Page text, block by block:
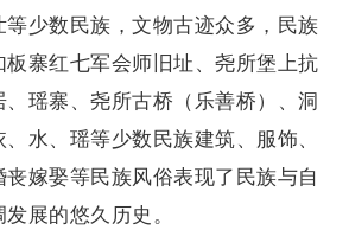
等少数民族，文物古迹众多，民族
板寨红七军会师旧址、尧所堡上抗
、瑶寨、尧所古桥（乐善桥）、洞
水、瑶等少数民族建筑、服饰、
嫁娶等民族风俗表现了民族与自
展的悠久历史。